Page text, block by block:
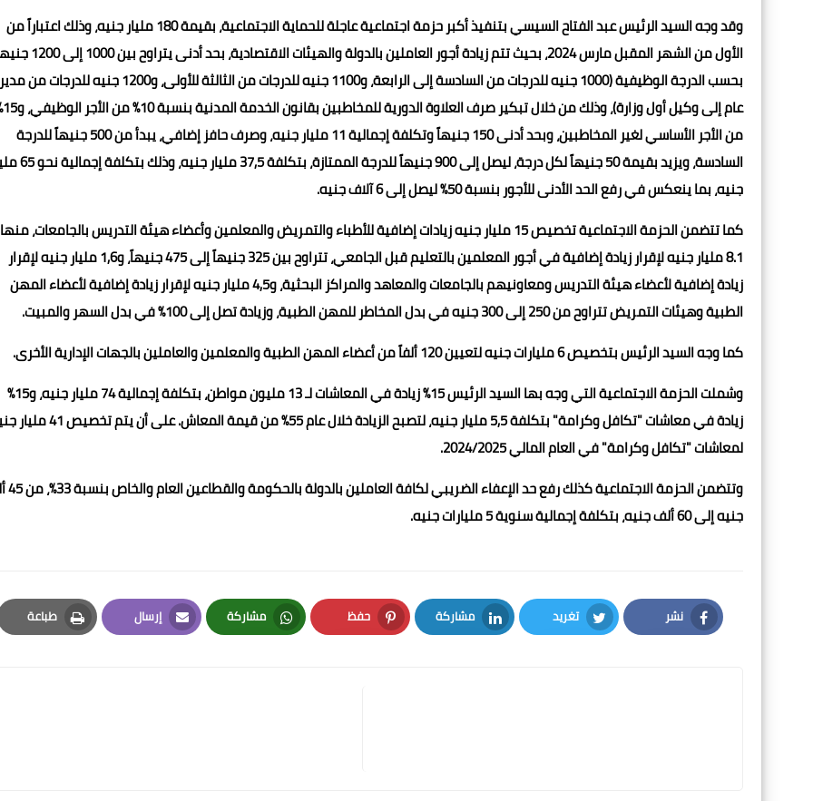
وقد وجه السيد الرئيس عبد الفتاح السيسي بتنفيذ أكبر حزمة اجتماعية عاجلة للحماية الاجتماعية، بقيمة 180 مليار جنيه، وذلك اعتباراً من
الأول من الشهر المقبل مارس 2024، بحيث تتم زيادة أجور العاملين بالدولة والهيئات الاقتصادية،
بحسب الدرجة الوظيفية (1000 جنيه للدرجات من السادسة إلى الرابعة، و1100 جنيه للدرجات من الثالثة للأولى، و1200 جنيه للدرجات من مدير
عام إلى وكيل أول وزارة)، وذلك من
من الأجر الأساسي لغير المخاطبين، وبحد أدنى 150 جنيهاً وتكلفة إجمالية 11 مليار جنيه، وصرف حافز إضافي، يبدأ من 500 جنيهاً للدرجة
السادسة، ويزيد بقيمة 50 جنيهاً لكل درجة، ليصل إلى 900 جنيهاً
جنيه، بما ينعكس في رفع الحد الأدنى للأجور بنسبة 50% ليصل إلى 6 آلاف جنيه.
كما تتضمن الحزمة الاجتماعية تخصيص 15 مليار جنيه زيادات إضافية للأطباء والتمريض والمعلمين وأعضاء هيئة التدريس بالجامعات، منها
8.1 مليار جنيه لإقرار زيادة إضافية في أجور المعلمين بالتعليم قبل الجامعي، تتراوح بين 325 جنيهاً إلى 475 جنيهاً، و1,6 مليار جنيه لإقرار
زيادة إضافية لأعضاء هيئة التدريس ومعاونيهم بالجامعات والمعاهد والمراكز البحثية، و4,5 مليار جنيه لإقرار زيادة إضافية لأعضاء المهن
الطبية وهيئات التمريض تتراوح من 250 إلى 300 جنيه في بدل المخاطر للمهن الطبية، وزيادة تصل إلى 100% في بدل السهر والمبيت.
كما وجه السيد الرئيس بتخصيص 6 مليارات جنيه لتعيين 120 ألفاً من أعضاء المهن الطبية والمعلمين والعاملين بالجهات الإدارية الأخرى.
وشملت الحزمة الاجتماعية التي وجه بها السيد الرئيس 15% زيادة في المعاشات لـ 13 مليون مواطن، بتكلفة إجمالية 74 مليار جنيه، و15%
زيادة في معاشات "تكافل وكرامة" بتكلفة 5,5 مليار جنيه، لتصبح الزيادة خلال عام 55% من قيمة
لمعاشات "تكافل وكرامة" في العام المالي 2024/2025.
وتتضمن الحزمة
جنيه إلى 60 ألف جنيه، بتكلفة إجمالية سنوية 5 مليارات جنيه.
نشر
Facebook
تغريد
Twitter
مشاركة
LinkedIn
حفظ
Pinterest
مشاركة
Whatsapp
إرسال
Email
طباعة
Print